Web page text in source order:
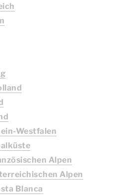
Westfalen
Alpen
Alpen
Blanca